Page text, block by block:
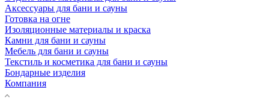
Аксессуары для бани и сауны
Готовка на огне
Изоляционные материалы и краска
Камни для бани и сауны
Мебель для бани и сауны
Текстиль и косметика для бани и сауны
Бондарные изделия
Компания